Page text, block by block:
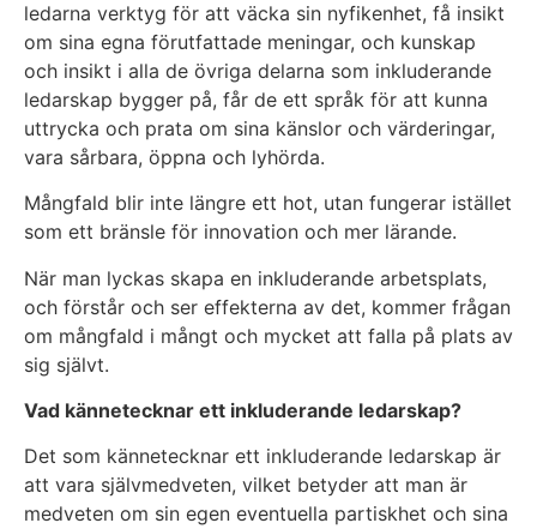
ledarna verktyg för att väcka sin nyfikenhet, få insikt
om sina egna förutfattade meningar, och kunskap
och insikt i alla de övriga delarna som inkluderande
ledarskap bygger på, får de ett språk för att kunna
uttrycka och prata om sina känslor och värderingar,
vara sårbara, öppna och lyhörda.
Mångfald blir inte längre ett hot, utan fungerar istället
som ett bränsle för innovation och mer lärande.
När man lyckas skapa en inkluderande arbetsplats,
och förstår och ser effekterna av det, kommer frågan
om mångfald i mångt och mycket att falla på plats av
sig självt.
Vad kännetecknar ett inkluderande ledarskap?
Det som kännetecknar ett inkluderande ledarskap är
att vara självmedveten, vilket betyder att man är
medveten om sin egen eventuella partiskhet och sina